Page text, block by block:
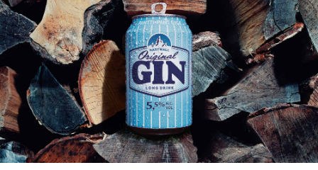
Maat
Uutiset
Ota yhteyttä
Kauppa